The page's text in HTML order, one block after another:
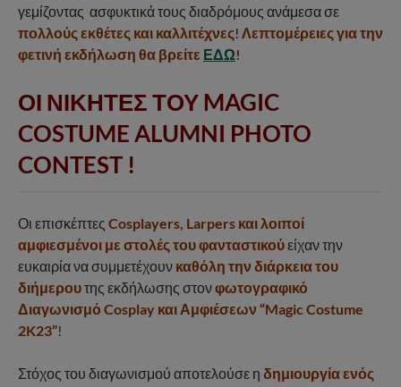
γεμίζοντας ασφυκτικά τους διαδρόμους ανάμεσα σε
πολλούς εκθέτες και καλλιτέχνες! Λεπτομέρειες για την
φετινή εκδήλωση θα βρείτε ΕΔΩ!
ΟΙ ΝΙΚΗΤΕΣ ΤΟΥ MAGIC
COSTUME ALUMNI PHOTO
CONTEST !
Οι επισκέπτες Cosplayers, Larpers και λοιποί
αμφιεσμένοι με στολές του φανταστικούείχαν την
ευκαιρία να συμμετέχουν καθόλη την διάρκεια του
διήμερουτης εκδήλωσης στονφωτογραφικό
Διαγωνισμό Cosplay και Αμφιέσεων “Magic Costume
2K23”!
Στόχος του διαγωνισμού αποτελούσε η δημιουργία ενός